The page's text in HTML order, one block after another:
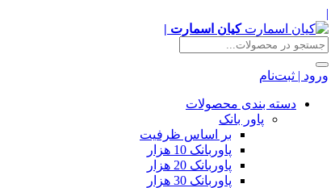
|
کیان اسمارت |
ورود | ثبت‌نام
دسته بندی محصولات
پاور بانک
بر اساس ظرفیت
پاوربانک 10 هزار
پاوربانک 20 هزار
پاوربانک 30 هزار